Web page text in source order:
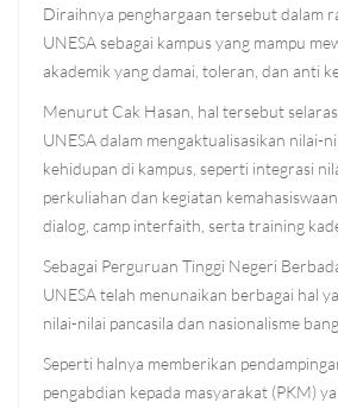
Diraihnya penghargaan tersebut dalam
UNESA sebagai kampus yang mampu
akademik yang damai, toleran, dan anti
Menurut Cak Hasan, hal tersebut
UNESA dalam mengaktualisasikan nilai-
kehidupan di kampus, seperti integrasi
perkuliahan dan kegiatan
dialog, camp interfaith, serta training
Sebagai Perguruan Tinggi Negeri
UNESA telah menunaikan berbagai hal
nilai-nilai pancasila dan nasionalisme
Seperti halnya memberikan
pengabdian kepada masyarakat (PKM)